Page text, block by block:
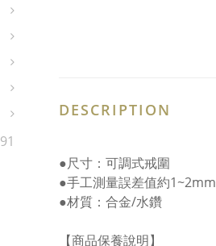
DESCRIPTION
●尺寸：可調式戒圍
●手工測量誤差值約1~2mm
●材質：合金/水鑽
【商品保養說明】